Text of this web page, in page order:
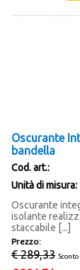
Oscurante
bandella
Cod. art.:
Unità di misura:
Oscurante
isolante
staccabile [...]
Prezzo:
€ 289,33 Sconto